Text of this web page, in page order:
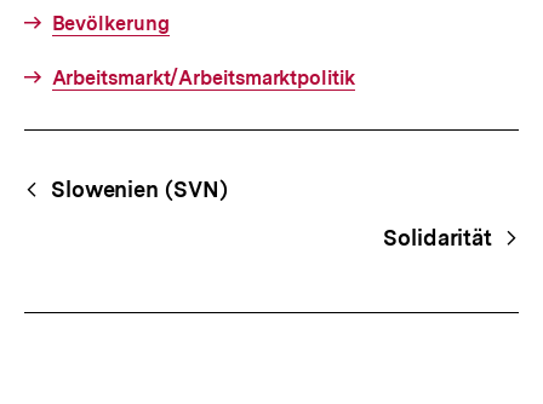
Bevölkerung
Arbeitsmarkt/Arbeitsmarktpolitik
Begriffsnavigation
Content-
Navigation
Slowenien (SVN)
Solidarität